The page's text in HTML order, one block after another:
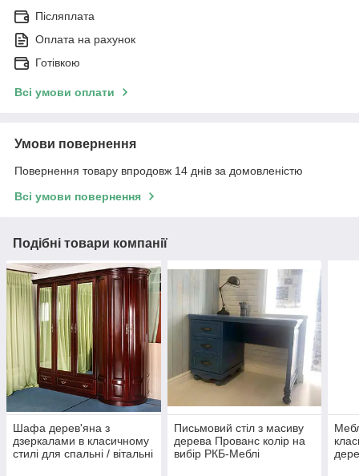
Післяплата
Оплата на рахунок
Готівкою
Всі умови оплати
Умови повернення
Повернення товару впродовж 14 днів за домовленістю
Всі умови повернення
Подібні товари компанії
Шафа дерев'яна з
дзеркалами в класичному
стилі для спальні / вітальні
Письмовий стіл з масиву
дерева Прованс колір на
вибір РКБ-Меблі